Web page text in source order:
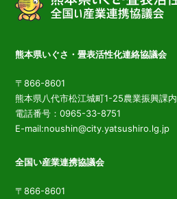
熊本県いぐさ・畳表活性化連絡協議会
〒866-8601
熊本県八代市松江城町1-25農業振興課内
電話番号：0965-33-8751
E-mail:noushin@city.yatsushiro.lg.jp
全国い産業連携協議会
〒866-8601